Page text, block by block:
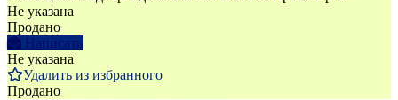
Не указана
Продано
Написать
Не указана
Удалить из избранного
Продано